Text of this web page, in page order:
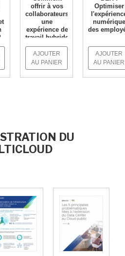
offrir à vos
collaborateurs
une
expérience de
travail hybride
inédite ?
EN SAVOIR +
AJOUTER
AU PANIER
Optimiser
numérique
des
AJOUTER
AU PANIER
DU